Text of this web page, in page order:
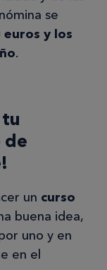
se
y los
.
de
un curso
buena idea,
uno y en
en el